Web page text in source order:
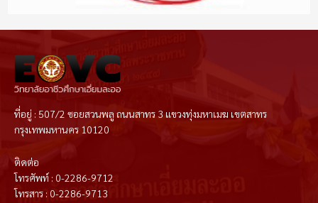
ที่อยู่ : 507/2 ซอยสวนพลู ถนนสาทร 3 แขวงทุ่งมหาเมฆ เขตสาทร
กรุงเทพมหานคร 10120
ติดต่อ
โทรศัพท์ : 0-2286-9712
โทรสาร : 0-2286-9713